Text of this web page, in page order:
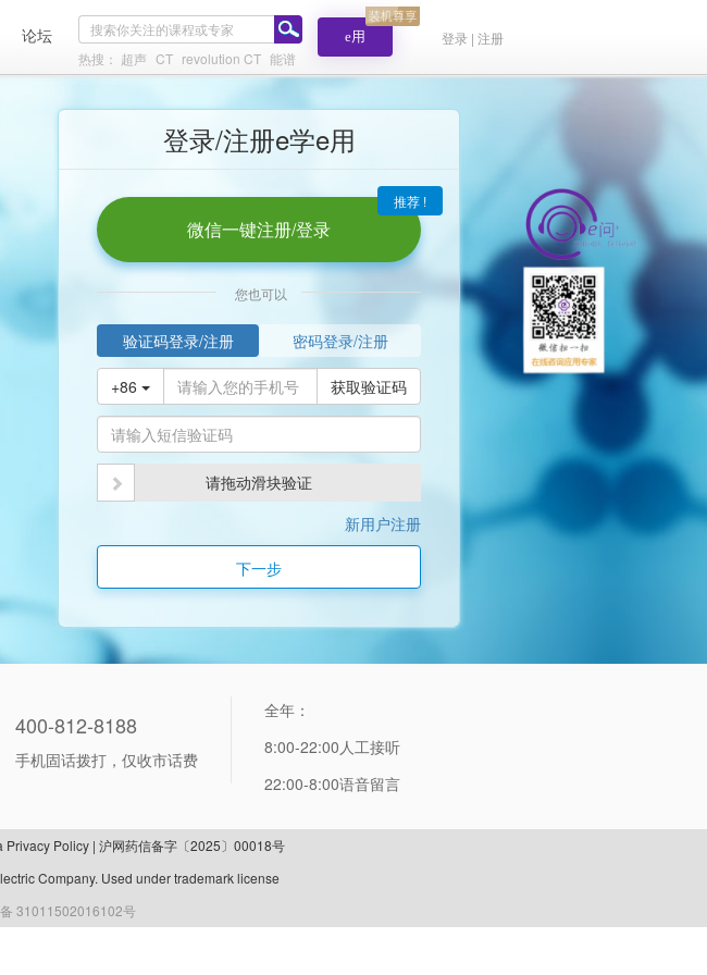
登录 | 注册
e用
热搜： 超声 CT revolution CT 能谱
论坛
登录/注册e学e用
推荐 !
微信一键注册/登录
您也可以
验证码登录/注册 密码登录/注册
+86 获取验证码
请拖动滑块验证
新用户注册
下一步
400-812-8188
手机固话拨打，仅收市话费
全年：
8:00-22:00人工接听
22:00-8:00语音留言
Privacy Policy| 沪网药信备字〔2025〕00018号
Company. Used under trademark license
31011502016102号